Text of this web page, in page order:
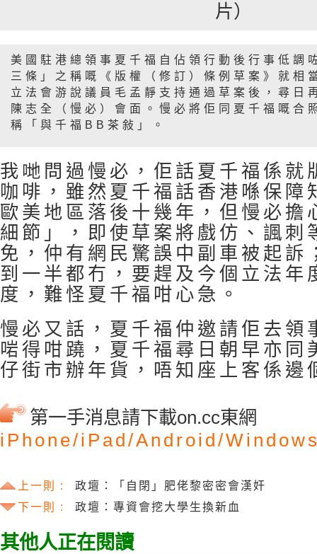
片）
美國駐港總領事夏千福自佔領行動後行事低調
三條」之稱嘅《版權（修訂）條例草案》就相
立法會游說議員毛孟靜支持通過草案後，尋日
陳志全（慢必）會面。慢必將佢同夏千福嘅合
稱「與千福BB茶敍」。
我哋問過慢必，佢話夏千福係就
咖啡，雖然夏千福話香港喺保障
歐美地區落後十幾年，但慢必擔
細節」，即使草案將戲仿、諷刺
免，仲有網民驚誤中副車被起訴
到一半都冇，要趕及今個立法年
度，難怪夏千福咁心急。
慢必又話，夏千福仲邀請佢去領
啱得咁蹺，夏千福尋日朝早亦同
仔街市辦年貨，唔知座上客係邊
第一手消息請下載on.cc東網
iPhone/iPad/Android/
上一則 :
政壇：「自閉」肥佬黎密密會漢奸
下一則 :
政壇：專資會挖大學生換新血
其他人正在閱讀